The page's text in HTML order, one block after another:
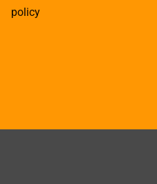
policy